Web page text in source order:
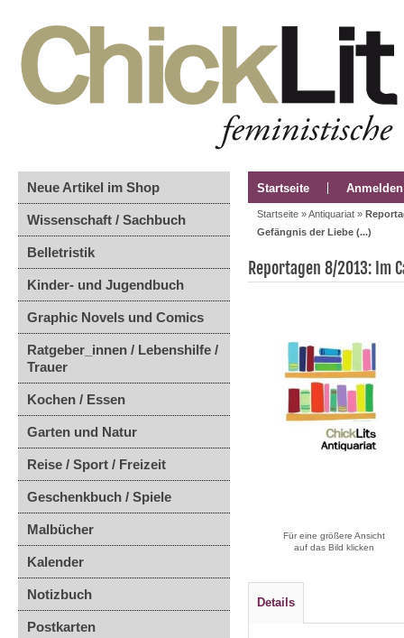
Neue Artikel im Shop
Wissenschaft / Sachbuch
Belletristik
Kinder- und Jugendbuch
Graphic Novels und Comics
Ratgeber_innen / Lebenshilfe /
Trauer
Kochen / Essen
Garten und Natur
Reise / Sport / Freizeit
Geschenkbuch / Spiele
Malbücher
Kalender
Notizbuch
Postkarten
Startseite Anmelden
Startseite »Antiquariat »
Gefängnis der Liebe (...)
Reportagen 8/2013: Im
Für eine größere Ansicht
auf das Bild klicken
Details